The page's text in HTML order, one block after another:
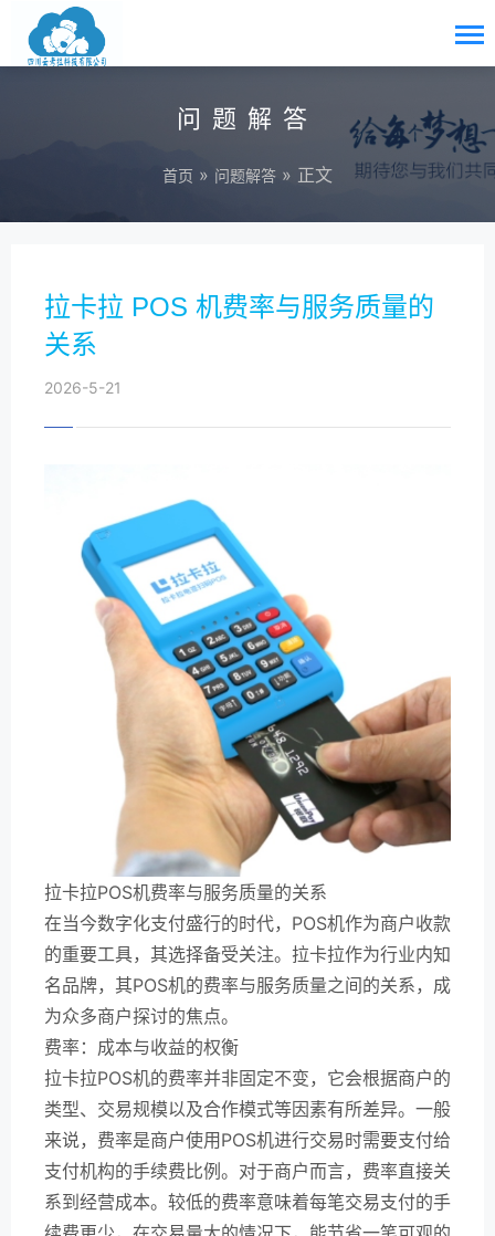
问题解答
首页 » 问题解答 » 正文
拉卡拉 POS 机费率与服务质量的
关系
2026-5-21
拉卡拉POS机费率与服务质量的关系
在当今数字化支付盛行的时代，POS机作为商户收款
的重要工具，其选择备受关注。拉卡拉作为行业内知
名品牌，其POS机的费率与服务质量之间的关系，成
为众多商户探讨的焦点。
费率：成本与收益的权衡
拉卡拉POS机的费率并非固定不变，它会根据商户的
类型、交易规模以及合作模式等因素有所差异。一般
来说，费率是商户使用POS机进行交易时需要支付给
支付机构的手续费比例。对于商户而言，费率直接关
系到经营成本。较低的费率意味着每笔交易支付的手